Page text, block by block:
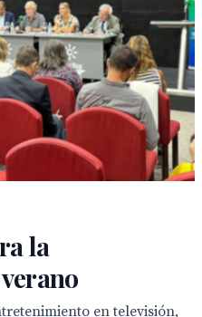
la
en televisión,